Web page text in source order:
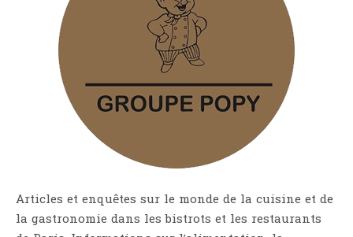
Articles et enquêtes sur le monde de la cuisine et de
la gastronomie dans les bistrots et les restaurants